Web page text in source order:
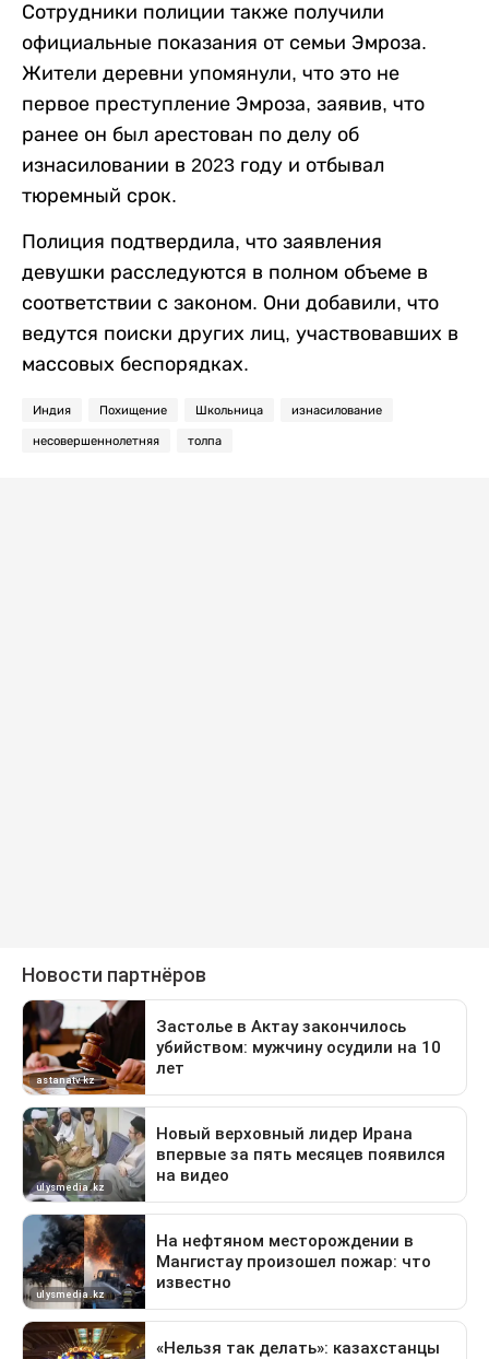
Сотрудники полиции также получили
официальные показания от семьи Эмроза.
Жители деревни упомянули, что это не
первое преступление Эмроза, заявив, что
ранее он был арестован по делу об
изнасиловании в 2023 году и отбывал
тюремный срок.
Полиция подтвердила, что заявления
девушки расследуются в полном объеме в
соответствии с законом. Они добавили, что
ведутся поиски других лиц, участвовавших в
массовых беспорядках.
Индия Похищение Школьница изнасилование
несовершеннолетняя толпа